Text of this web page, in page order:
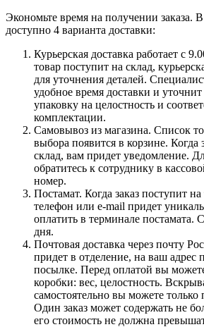
Экономьте время на получении заказа.
доступно 4 варианта доставки:
Курьерская доставка работает с
товар поступит на склад,
для уточнения деталей.
удобное время доставки и
упаковку на целостность и
комплектации.
Самовывоз из магазина. Список
выбора появится в корзине. Когда
склад, вам придет уведомление.
обратитесь к сотруднику в
номер.
Постамат. Когда заказ поступит
телефон или e-mail придет
оплатить в терминале
дня.
Почтовая доставка через почту
придет в отделение, на ваш адрес
посылке. Перед оплатой вы
коробки: вес, целостность.
самостоятельно вы можете только
Один заказ может содержать не
его стоимость не должна